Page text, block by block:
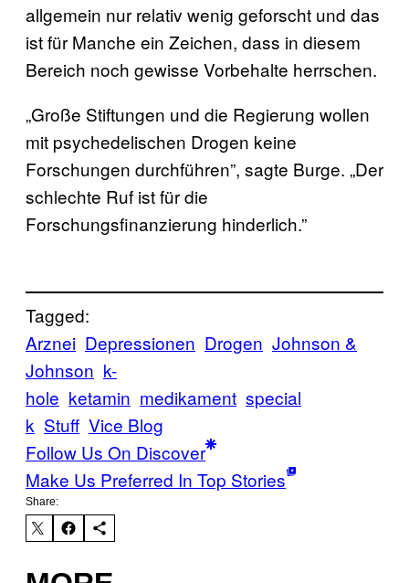
allgemein nur relativ wenig geforscht und das
ist für Manche ein Zeichen, dass in diesem
Bereich noch gewisse Vorbehalte herrschen.
„Große Stiftungen und die Regierung wollen
mit psychedelischen Drogen keine
Forschungen durchführen”, sagte Burge. „Der
schlechte Ruf ist für die
Forschungsfinanzierung hinderlich.”
Tagged:
Arznei Depressionen Drogen Johnson &
Johnson k-
hole ketamin medikament special
k Stuff Vice Blog
Follow Us On Discover
Make Us Preferred In Top Stories
Share: